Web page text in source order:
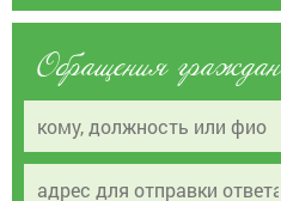
Обращения граждан